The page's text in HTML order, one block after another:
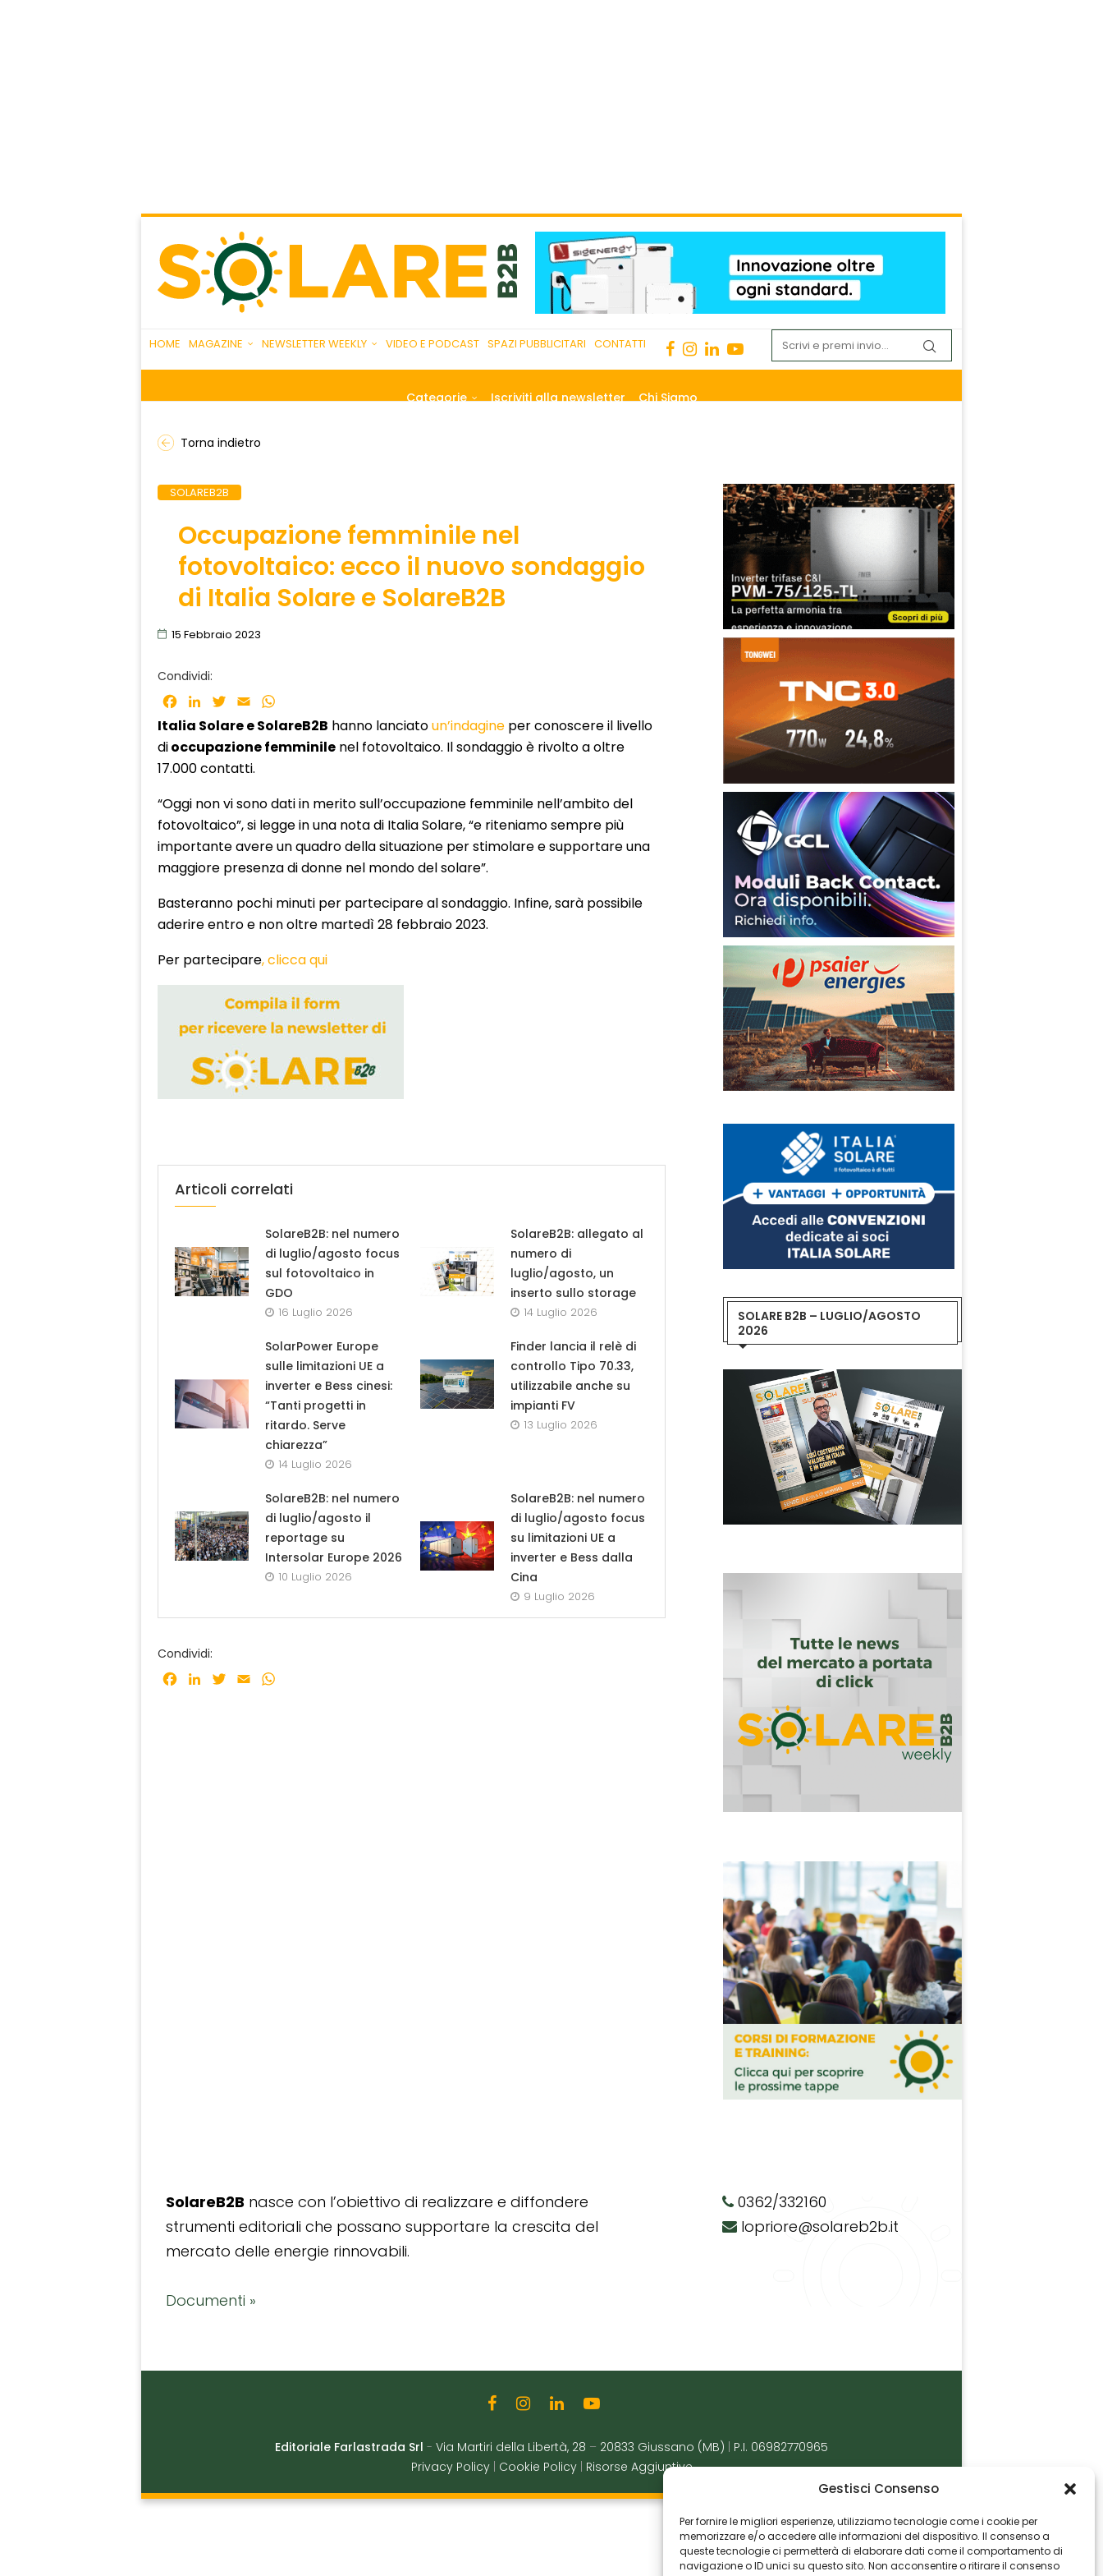
Gestisci Consenso
Per fornire le migliori esperienze, utilizziamo tecnologie come i cookie per
memorizzare e/o accedere alle informazioni del dispositivo. Il consenso a
queste tecnologie ci permetterà di elaborare dati come il comportamento di
navigazione o ID unici su questo sito. Non acconsentire o ritirare il consenso
HOME MAGAZINE NEWSLETTER WEEKLY VIDEO E PODCAST SPAZI PUBBLICITARI CONTATTI
Categorie Iscriviti alla newsletter Chi Siamo
Torna indietro
SOLAREB2B
Occupazione femminile nel
fotovoltaico: ecco il nuovo sondaggio
di Italia Solare e SolareB2B
15 Febbraio 2023
Condividi:
Facebook
LinkedInTwitter
Email
Italia Solare e SolareB2B hanno lanciatoun’indagine per conoscere il livello
dioccupazione femminile nel fotovoltaico. Il sondaggio è rivolto a oltre
17.000 contatti.
“Oggi non vi sono dati in merito sull’occupazione femminile nell’ambito del
fotovoltaico”, si legge in una nota di Italia Solare, “e riteniamo sempre più
importante avere un quadro della situazione per stimolare e supportare una
maggiore presenza di donne nel mondo del solare”.
Basteranno pochi minuti per partecipare al sondaggio. Infine, sarà possibile
aderire entro e non oltre martedì 28 febbraio 2023.
Per partecipare, clicca qui
Articoli correlati
SolareB2B: nel numero
di luglio/agosto focus
sul fotovoltaico in
GDO
16 Luglio 2026
SolareB2B: allegato al
numero di
luglio/agosto, un
inserto sullo storage
14 Luglio 2026
SolarPower Europe
sulle limitazioni UE a
inverter e Bess cinesi:
“Tanti progetti in
ritardo. Serve
chiarezza”
14 Luglio 2026
Finder lancia il relè di
controllo Tipo 70.33,
utilizzabile anche su
impianti FV
13 Luglio 2026
SolareB2B: nel numero
di luglio/agosto il
reportage su
Intersolar Europe 2026
10 Luglio 2026
SolareB2B: nel numero
di luglio/agosto focus
su limitazioni UE a
inverter e Bess dalla
Cina
9 Luglio 2026
Condividi:
Facebook
LinkedInTwitter
Email
SOLARE B2B – LUGLIO/AGOSTO
2026
SolareB2B nasce con l’obiettivo di realizzare e diffondere
strumenti editoriali che possano supportare la crescita del
mercato delle energie rinnovabili.
Documenti »
0362/332160
lopriore@solareb2b.it
Editoriale Farlastrada Srl - Via Martiri della Libertà, 28 – 20833 Giussano (MB)
P.I. 06982770965
Privacy Policy
Cookie Policy Risorse Aggiuntive